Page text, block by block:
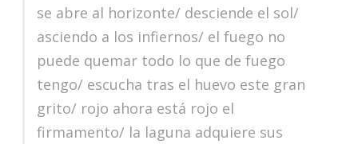
se abre al horizonte/ desciende el sol/
asciendo a los infiernos/ el fuego no
puede quemar todo lo que de fuego
tengo/ escucha tras el huevo este gran
grito/ rojo ahora está rojo el
firmamento/ la laguna adquiere sus